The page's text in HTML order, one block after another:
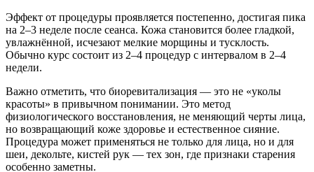
Эффект от процедуры проявляется постепенно, достигая пика
на 2–3 неделе после сеанса. Кожа становится более гладкой,
увлажнённой, исчезают мелкие морщины и тусклость.
Обычно курс состоит из 2–4 процедур с интервалом в 2–4
недели.
Важно отметить, что биоревитализация — это не «уколы
красоты» в привычном понимании. Это метод
физиологического восстановления, не меняющий черты лица,
но возвращающий коже здоровье и естественное сияние.
Процедура может применяться не только для лица, но и для
шеи, декольте, кистей рук — тех зон, где признаки старения
особенно заметны.